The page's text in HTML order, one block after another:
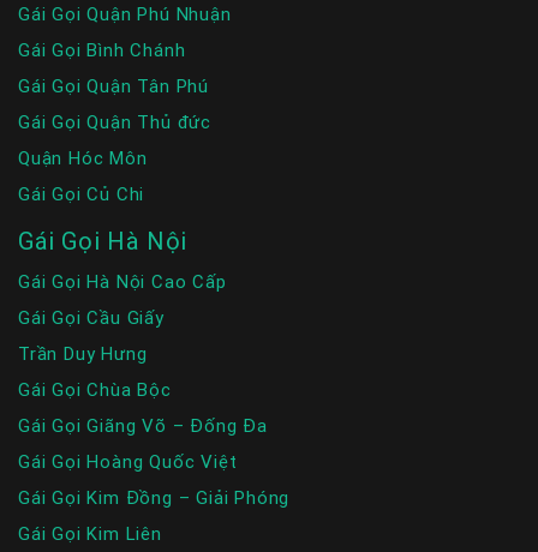
Gái Gọi Quận Phú Nhuận
Gái Gọi Bình Chánh
Gái Gọi Quận Tân Phú
Gái Gọi Quận Thủ đức
Quận Hóc Môn
Gái Gọi Củ Chi
Gái Gọi Hà Nội
Gái Gọi Hà Nội Cao Cấp
Gái Gọi Cầu Giấy
Trần Duy Hưng
Gái Gọi Chùa Bộc
Gái Gọi Giãng Võ – Đống Đa
Gái Gọi Hoàng Quốc Việt
Gái Gọi Kim Đồng – Giải Phóng
Gái Gọi Kim Liên